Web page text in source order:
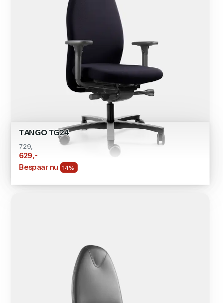
TANGO TG24
729,-
629,-
Bespaar nu 14%